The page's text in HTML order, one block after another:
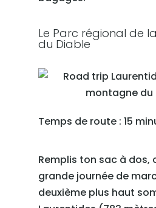
Le Parc régional de
du Diable
Temps de route : 15
Remplis ton sac à dos,
grande journée de
deuxième plus haut